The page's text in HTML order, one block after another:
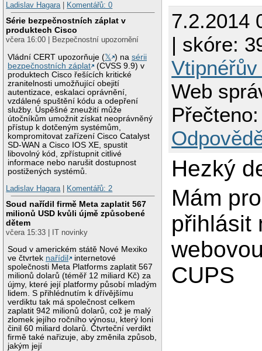
Ladislav Hagara| Komentářů: 0
Série bezpečnostních záplat v
produktech Cisco
včera 16:00 | Bezpečnostní upozornění
Vládní CERT upozorňuje (𝕏 ) nasérii
bezpečnostních záplat
(CVSS 9.9) v
produktech Cisco řešících kritické
zranitelnosti umožňující obejití
autentizace, eskalaci oprávnění,
vzdálené spuštění kódu a odepření
služby. Úspěšné zneužití může
útočníkům umožnit získat neoprávněný
přístup k dotčeným systémům,
kompromitovat zařízení Cisco Catalyst
SD-WAN a Cisco IOS XE, spustit
libovolný kód, zpřístupnit citlivé
informace nebo narušit dostupnost
postižených systémů.
Ladislav Hagara| Komentářů: 2
Soud nařídil firmě Meta zaplatit 567
milionů USD kvůli újmě způsobené
dětem
včera 15:33 | IT novinky
Soud v americkém státě Nové Mexiko
ve čtvrtek nařídil
internetové
společnosti Meta Platforms zaplatit 567
milionů dolarů (téměř 12 miliard Kč) za
újmy, které její platformy působí mladým
lidem. S přihlédnutím k dřívějšímu
verdiktu tak má společnost celkem
zaplatit 942 milionů dolarů, což je malý
zlomek jejího ročního výnosu, který loni
činil 60 miliard dolarů. Čtvrteční verdikt
firmě také nařizuje, aby změnila způsob,
jakým její
7.2.2014
| skóre:
Web
Hezký
Mám
přihlásit
CUPS